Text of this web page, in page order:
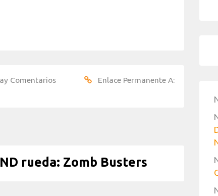
Comentarios
Enlace Permanente A:
rueda: Zomb Busters